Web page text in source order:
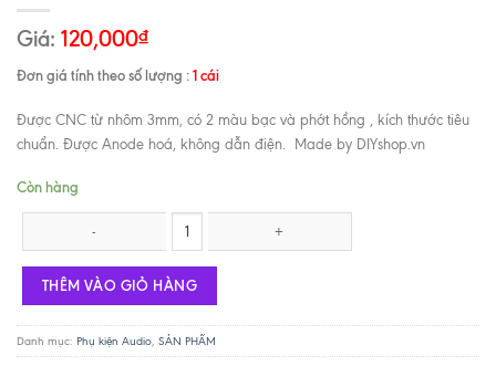
Giá: 120,000₫
Đơn giá tính theo số lượng :1 cái
Được CNC từ nhôm 3mm, có 2 màu bạc và phớt hồng , kích thước tiêu
chuẩn. Được Anode hoá, không dẫn điện. Made by DIYshop.vn
Còn hàng
THÊM VÀO GIỎ HÀNG
Danh mục: Phụ kiện Audio, SẢN PHẨM